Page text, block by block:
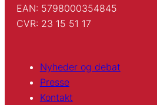
EAN: 5798000354845
CVR: 23 15 51 17
Nyheder og debat
Presse
Kontakt